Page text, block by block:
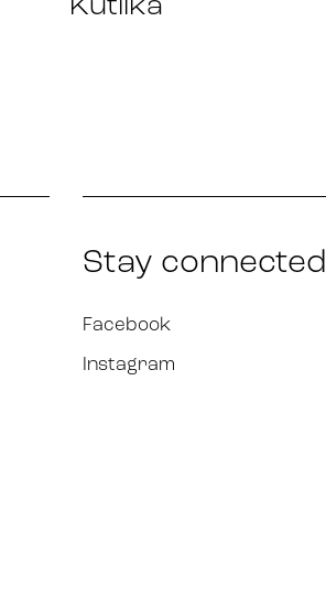
Kutilka
Stay connected
Facebook
Instagram